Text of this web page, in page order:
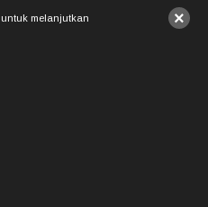
×
melanjutkan